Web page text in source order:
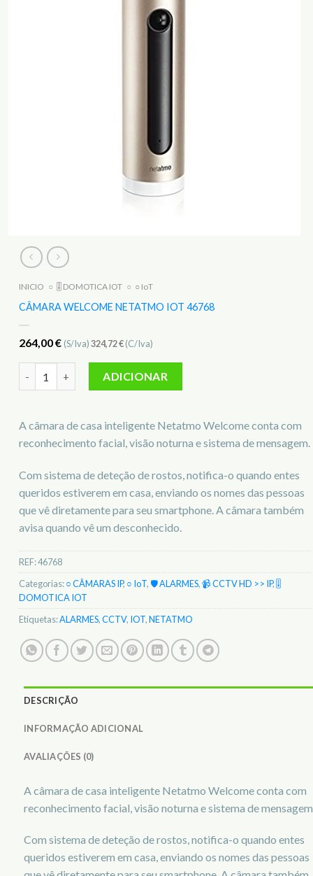
INICIO ○ 🎚️ DOMOTICA IOT ○ ○ IoT
CÂMARA WELCOME NETATMO IOT 46768
264,00€ (S/Iva)324,72€(C/Iva)
ADICIONAR
A câmara de casa inteligente Netatmo Welcome conta com
reconhecimento facial, visão noturna e sistema de mensagem.
Com sistema de deteção de rostos, notifica-o quando entes
queridos estiverem em casa, enviando os nomes das pessoas
que vê diretamente para seu smartphone. A câmara também
avisa quando vê um desconhecido.
REF:46768
Categorias:○ CÂMARAS IP, ○ IoT, 🛡️ ALARMES,📹 CCTV HD >> IP, 🎚️
DOMOTICA IOT
Etiquetas:ALARMES,CCTV, IOT,NETATMO
DESCRIÇÃO
INFORMAÇÃO ADICIONAL
AVALIAÇÕES (0)
A câmara de casa inteligente Netatmo Welcome conta com
reconhecimento facial, visão noturna e sistema de
Com sistema de deteção de rostos, notifica-o quando entes
queridos estiverem em casa, enviando os nomes das pessoas